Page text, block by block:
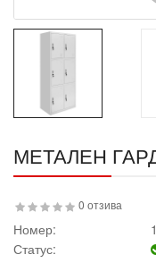
МЕТАЛЕН
0 отзива
Номер:
Статус: